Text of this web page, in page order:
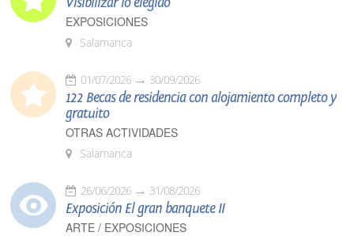
EXPOSICIONES
Salamanca
01/07/2026 30/09/2026
122 Becas de residencia con alojamiento completo y
gratuito
OTRAS ACTIVIDADES
Salamanca
26/06/2026 31/08/2026
Exposición El gran banquete II
ARTE / EXPOSICIONES